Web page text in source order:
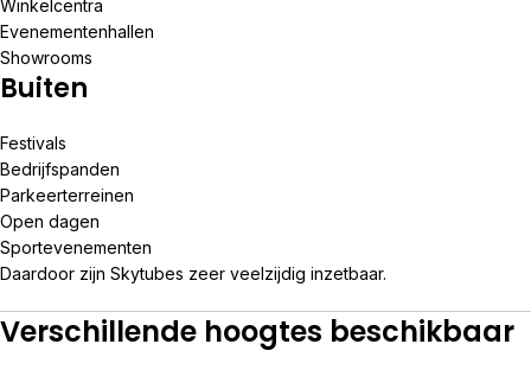
Winkelcentra
Evenementenhallen
Showrooms
Buiten
Festivals
Bedrijfspanden
Parkeerterreinen
Open dagen
Sportevenementen
Daardoor zijn Skytubes zeer veelzijdig inzetbaar.
Verschillende hoogtes beschikbaar